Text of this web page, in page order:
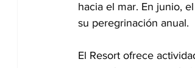
hacia el mar. En junio,
su peregrinación anual.
El Resort ofrece